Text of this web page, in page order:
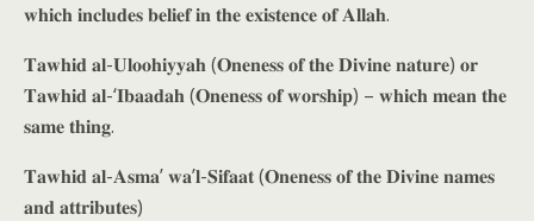
𝐰𝐡𝐢𝐜𝐡 𝐢𝐧𝐜𝐥𝐮𝐝𝐞𝐬 𝐛𝐞𝐥𝐢𝐞𝐟 𝐢𝐧 𝐭𝐡𝐞 𝐞𝐱𝐢𝐬𝐭𝐞𝐧𝐜𝐞 𝐨𝐟 𝐀𝐥𝐥𝐚𝐡.
𝐓𝐚𝐰𝐡𝐢𝐝 𝐚𝐥-𝐔𝐥𝐨𝐨𝐡𝐢𝐲𝐲𝐚𝐡 (𝐎𝐧𝐞𝐧𝐞𝐬𝐬 𝐨𝐟 𝐭𝐡𝐞 𝐃𝐢𝐯𝐢𝐧𝐞 𝐧𝐚𝐭𝐮𝐫𝐞) 𝐨𝐫
𝐓𝐚𝐰𝐡𝐢𝐝 𝐚𝐥-‘𝐈𝐛𝐚𝐚𝐝𝐚𝐡 (𝐎𝐧𝐞𝐧𝐞𝐬𝐬 𝐨𝐟 𝐰𝐨𝐫𝐬𝐡𝐢𝐩) – 𝐰𝐡𝐢𝐜𝐡 𝐦𝐞𝐚𝐧 𝐭𝐡𝐞
𝐬𝐚𝐦𝐞 𝐭𝐡𝐢𝐧𝐠.
𝐓𝐚𝐰𝐡𝐢𝐝 𝐚𝐥-𝐀𝐬𝐦𝐚’ 𝐰𝐚’𝐥-𝐒𝐢𝐟𝐚𝐚𝐭 (𝐎𝐧𝐞𝐧𝐞𝐬𝐬 𝐨𝐟 𝐭𝐡𝐞 𝐃𝐢𝐯𝐢𝐧𝐞 𝐧𝐚𝐦𝐞𝐬
𝐚𝐧𝐝 𝐚𝐭𝐭𝐫𝐢𝐛𝐮𝐭𝐞𝐬)